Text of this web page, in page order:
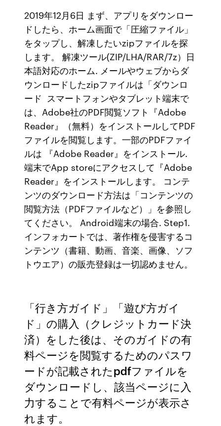
2019年12月6日 まず、アプリをダウンロー
ドしたら、ホーム画面で「圧縮ファイル」
をタップし、解凍したいzipファイルを探
します。 解凍ツール(ZIP/LHA/RAR/7z）日
本語対応のホーム. メールやウェブからダ
ウンロードしたzipファイルは「ダウンロ
ード スマートフォンやタブレット端末で
は、Adobe社のPDF閲覧ソフト『Adobe
Reader』（無料）をインストールしてPDF
ファイルを閲覧します。一部のPDFファイ
ルは 『Adobe Reader』をインストール.
端末でApp storeにアクセスして『Adobe
Reader』をインストールします。 コンテ
ンツのダウンロード方法は「コンテンツの
閲覧方法（PDFファイルなど）」を参照し
てください。 Android端末の場合. Step1.
インフォカートでは、著作権を侵害するコ
ンテンツ（書籍、動画、音楽、画像、ソフ
トウエア）の販売登録は一切認めません。
「行き方ガイド」「遊び方ガイ
ド」の購入（クレジットカード決
済）をした後は、そのガイドの有
料ページを閲覧するためのパスワ
ードが記載されたpdfファイルを
ダウンロードし、該当ページに入
力することで有料ページが表示さ
れます。